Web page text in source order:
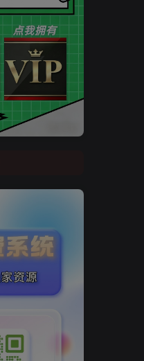
低价-立即抢额
低价-立即抢额